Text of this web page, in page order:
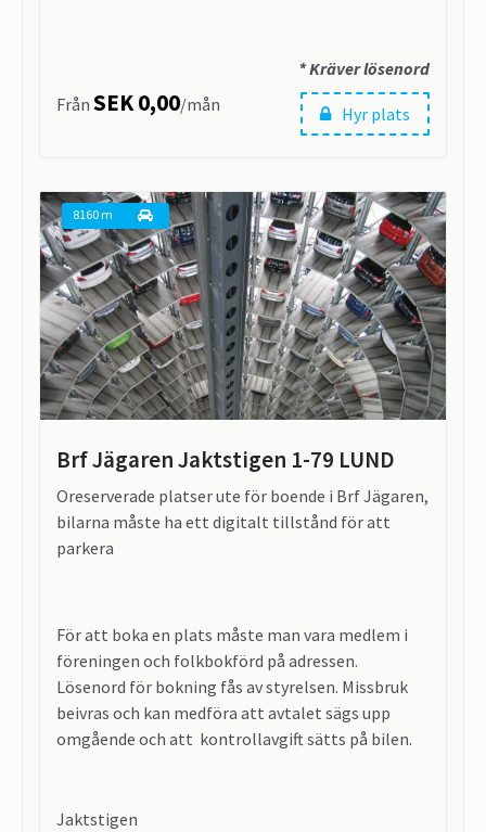
* Kräver lösenord
Hyr plats
Från SEK 0,00/mån
8160 m
Brf Jägaren Jaktstigen 1-79 LUND
Oreserverade platser ute för boende i Brf Jägaren,
bilarna måste ha ett digitalt tillstånd för att
parkera
För att boka en plats måste man vara medlem i
föreningen och folkbokförd på adressen.
Lösenord för bokning fås av styrelsen. Missbruk
beivras och kan medföra att avtalet sägs upp
omgående och att kontrollavgift sätts på bilen.
Jaktstigen